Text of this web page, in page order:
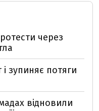
через
зупиняє потяги
відновили